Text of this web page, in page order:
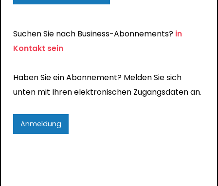
Suchen Sie nach Business-Abonnements? in
Kontakt sein
Haben Sie ein Abonnement? Melden Sie sich
unten mit Ihren elektronischen Zugangsdaten an.
Anmeldung